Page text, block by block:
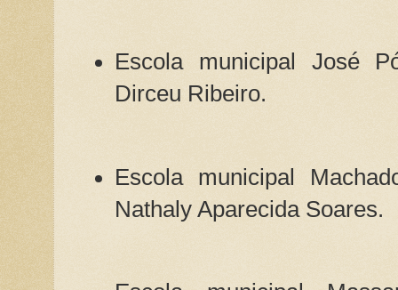
Escola municipal José
Dirceu Ribeiro.
Escola municipal
Nathaly Aparecida Soares.